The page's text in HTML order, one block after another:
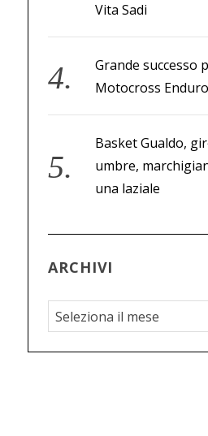
Vita Sadi
Grande successo
Motocross
Basket Gualdo,
umbre,
una laziale
ARCHIVI
A
r
c